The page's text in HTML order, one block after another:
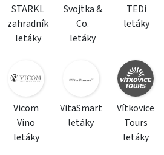
STARKL
zahradník
letáky
Svojtka &
Co.
letáky
TEDi
letáky
Vicom
Víno
letáky
VitaSmart
letáky
Vítkovice
Tours
letáky